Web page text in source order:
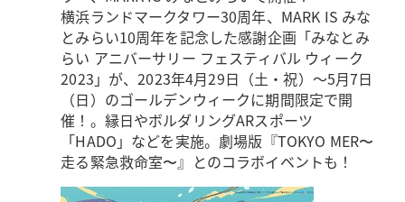
横浜ランドマークタワー30周年、MARK IS みな
とみらい10周年を記念した感謝企画「みなとみ
らい アニバーサリー フェスティバル ウィーク
2023」が、2023年4月29日（土・祝）～5月7日
（日）のゴールデンウィークに期間限定で開
催！。縁日やボルダリングARスポーツ
「HADO」などを実施。劇場版『TOKYO MER〜
走る緊急救命室〜』とのコラボイベントも！